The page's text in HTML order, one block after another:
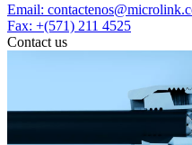
Email:
Fax: +(571) 211 4525
Contact us